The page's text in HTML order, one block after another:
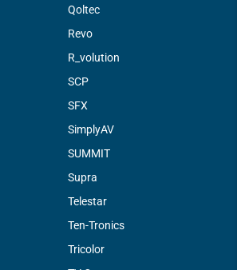
Qoltec
Revo
R_volution
SCP
SFX
SimplyAV
SUMMIT
Supra
Telestar
Ten-Tronics
Tricolor